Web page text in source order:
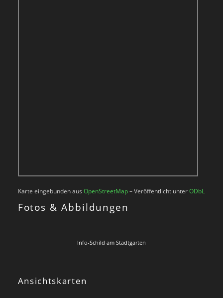
Karte eingebunden aus OpenStreetMap– Veröffentlicht unterODbL
Fotos & Abbildungen
Info-Schild am Stadtgarten
Ansichtskarten